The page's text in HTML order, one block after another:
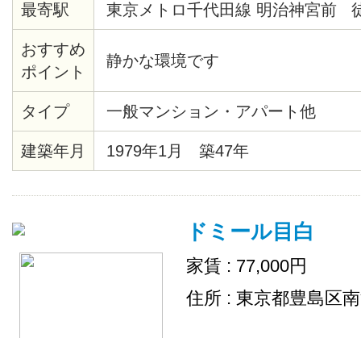
最寄駅 東京メトロ千代田線 明治神宮前
おすすめ
ポイント
静かな環境です
タイプ 一般マンション・アパート他
建築年月 1979年1月 築47年
ドミール目白
家賃 : 77,000円
住所 : 東京都豊島区